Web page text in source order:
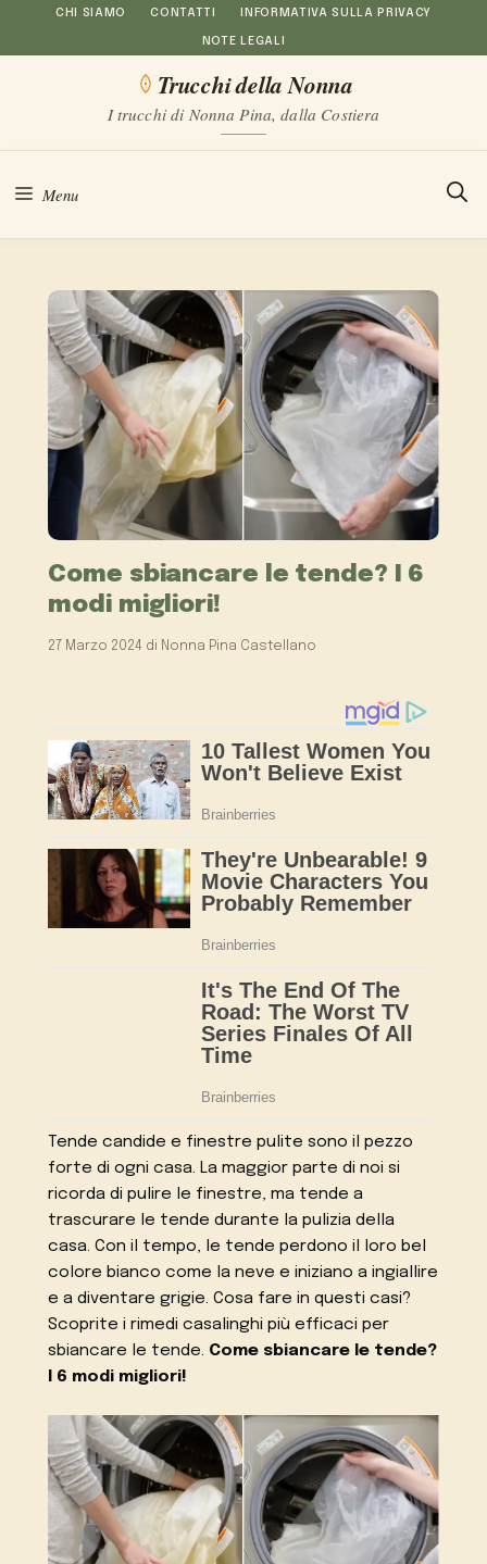
al
CHI SIAMO CONTATTI INFORMATIVA SULLA PRIVACY
NOTE LEGALI
Trucchi della Nonna
I trucchi di Nonna Pina, dalla Costiera
Menu
Come sbiancare le tende? I 6
modi migliori!
27 Marzo 2024 di Nonna Pina Castellano
Tende candide e finestre pulite sono il pezzo
forte di ogni casa. La maggior parte di noi si
ricorda di pulire le finestre, ma tende a
trascurare le tende durante la pulizia della
casa. Con il tempo, le tende perdono il loro bel
colore bianco come la neve e iniziano a ingiallire
e a diventare grigie. Cosa fare in questi casi?
Scoprite i rimedi casalinghi più efficaci per
sbiancare le tende. Come sbiancare le tende?
I 6 modi migliori!